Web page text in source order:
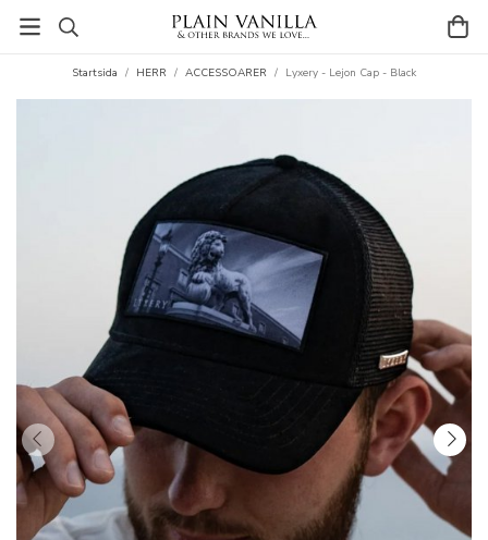
Startsida / HERR / ACCESSOARER / Lyxery - Lejon Cap - Black